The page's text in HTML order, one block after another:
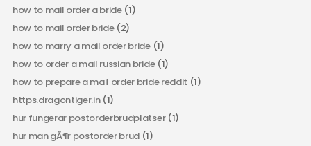
how to mail order a bride(1)
how to mail order bride(2)
how to marry a mail order bride(1)
how to order a mail russian bride(1)
how to prepare a mail order bride reddit (1)
https.dragontiger.in(1)
hur fungerar postorderbrudplatser(1)
hur man gÃ¶r postorder brud (1)